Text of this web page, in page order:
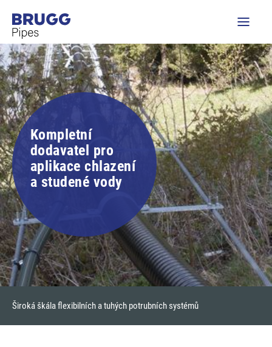
Kompletní
dodavatel pro
aplikace chlazení
a studené vody
Široká škála flexibilních a tuhých potrubních systémů